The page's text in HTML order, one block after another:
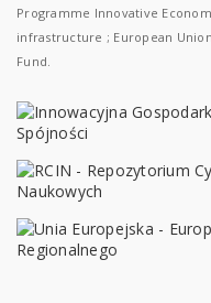
Programme Innovative
infrastructure ; European
Fund.